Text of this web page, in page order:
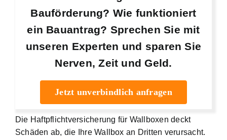
Bauförderung? Wie funktioniert
ein Bauantrag? Sprechen Sie mit
unseren Experten und sparen Sie
Nerven, Zeit und Geld.
Jetzt unverbindlich anfragen
Die Haftpflichtversicherung für Wallboxen deckt
Schäden ab, die Ihre Wallbox an Dritten verursacht.